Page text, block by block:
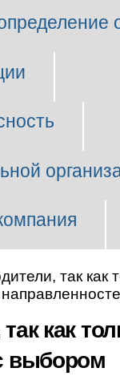
так как
как
выбором